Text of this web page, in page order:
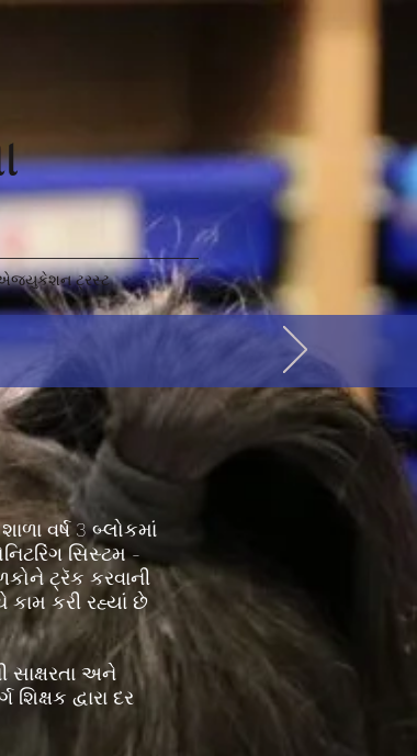
ટ્રસ્ટ
વર્ષ 3 બ્લોકમાં
સિસ્ટમ -
ટ્રૅક કરવાની
કરી રહ્યાં છે
સાક્ષરતા અને
દ્વારા દર